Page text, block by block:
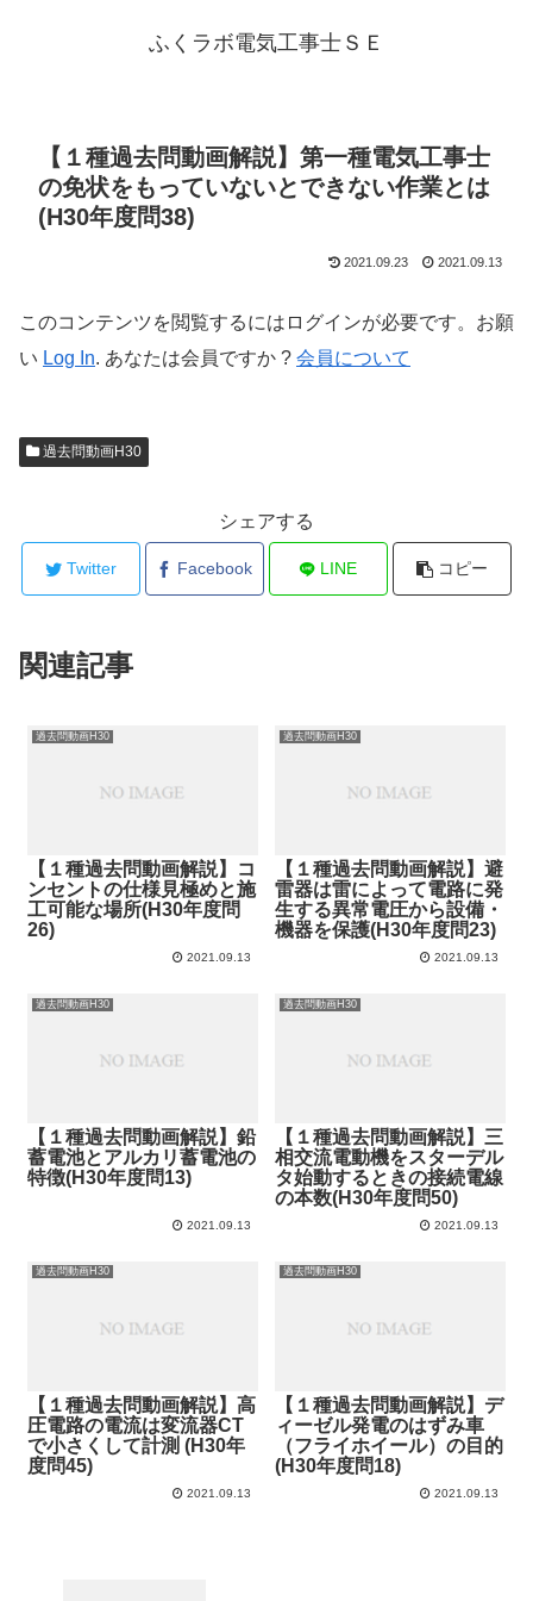
ふくラボ電気工事士ＳＥ
【１種過去問動画解説】第一種電気工事士
の免状をもっていないとできない作業とは
(H30年度問38)
2021.09.23 2021.09.13
このコンテンツを閲覧するにはログインが必要です。お願
い Log In. あなたは会員ですか ? 会員について
過去問動画H30
シェアする
Twitter Facebook LINE コピー
関連記事
過去問動画H30
【１種過去問動画解説】コ
ンセントの仕様見極めと施
工可能な場所(H30年度問
26)
2021.09.13
過去問動画H30
【１種過去問動画解説】避
雷器は雷によって電路に発
生する異常電圧から設備・
機器を保護(H30年度問23)
2021.09.13
過去問動画H30
【１種過去問動画解説】鉛
蓄電池とアルカリ蓄電池の
特徴(H30年度問13)
2021.09.13
過去問動画H30
【１種過去問動画解説】三
相交流電動機をスターデル
タ始動するときの接続電線
の本数(H30年度問50)
2021.09.13
過去問動画H30
【１種過去問動画解説】高
圧電路の電流は変流器CT
で小さくして計測 (H30年
度問45)
2021.09.13
過去問動画H30
【１種過去問動画解説】デ
ィーゼル発電のはずみ車
（フライホイール）の目的
(H30年度問18)
2021.09.13